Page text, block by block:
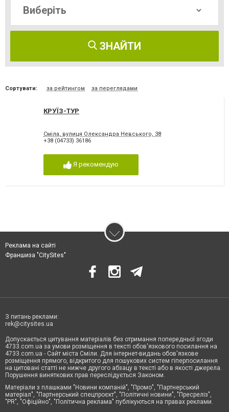
ЗНАЙТИ
Сортувати: за рейтингом за переглядами
КРУЇЗ-ТУР
Сміла, вулиця Олександра Невського, 38
+38 (04733) 36186
Я рекомендую
Реклама на сайті
Франшиза "CitySites"
З питань реклами:
rek@citysites.ua
Допускається цитування матеріалів без отримання попередньої згоди
4733.com.ua за умови розміщення в тексті обов'язкового посилання на
4733.com.ua - Сайт міста Сміли. Для інтернет-видань обов'язкове
розміщення прямого, відкритого для пошукових систем гіперпосилання
на цитовані статті не нижче другого абзацу в тексті або в якості джерела.
Порушення виняткових прав переслідується Законом.
Матеріали з плашками "Новини компаній", "Промо", "Партнерський
матеріал", "Партнерський спецпроєкт", "Політичні новини", "Пресреліз",
"PR", "Офіційно", "Політична реклама" публікуються на правах реклами.